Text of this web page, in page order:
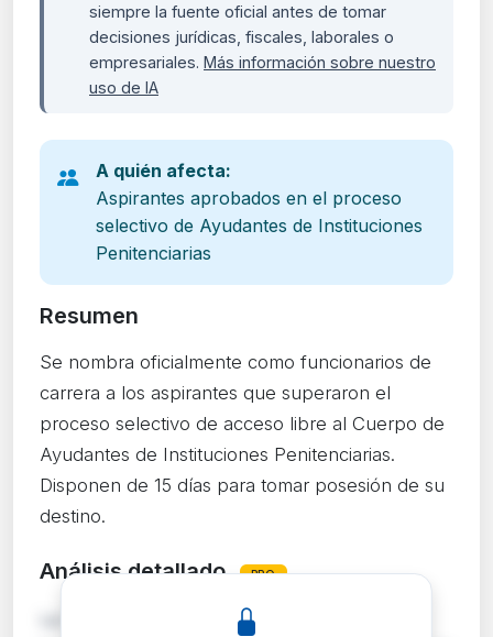
siempre la fuente oficial antes de tomar
decisiones jurídicas, fiscales, laborales o
empresariales. Más información sobre nuestro
uso de IA
A quién afecta:
Aspirantes aprobados en el proceso
selectivo de Ayudantes de Instituciones
Penitenciarias
Resumen
Se nombra oficialmente como funcionarios de
carrera a los aspirantes que superaron el
proceso selectivo de acceso libre al Cuerpo de
Ayudantes de Instituciones Penitenciarias.
Disponen de 15 días para tomar posesión de su
destino.
Análisis detallado PRO
La Secretaría de Estado de Función Pública